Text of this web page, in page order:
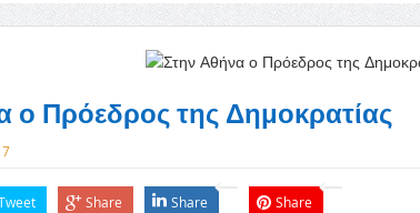
και της Κυβέρνησης προς τη Νατά και όλες τις
ο Πρόεδρος της Δημοκρατίας
Share Share Share